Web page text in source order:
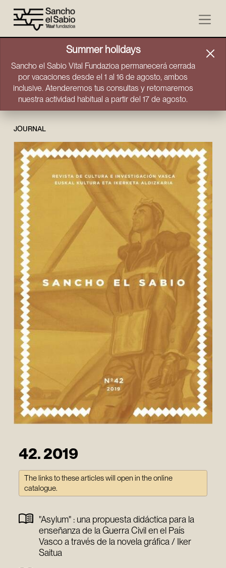
Summer holidays
Sancho el Sabio Vital Fundazioa permanecerá cerrada
por vacaciones desde el 1 al 16 de agosto, ambos
inclusive. Atenderemos tus consultas y retomaremos
nuestra actividad habitual a partir del 17 de agosto.
JOURNAL
42. 2019
The links to these articles will open in the online
catalogue.
"Asylum" : una propuesta didáctica para la
enseñanza de la Guerra Civil en el País
Vasco a través de la novela gráfica / Iker
Saitua